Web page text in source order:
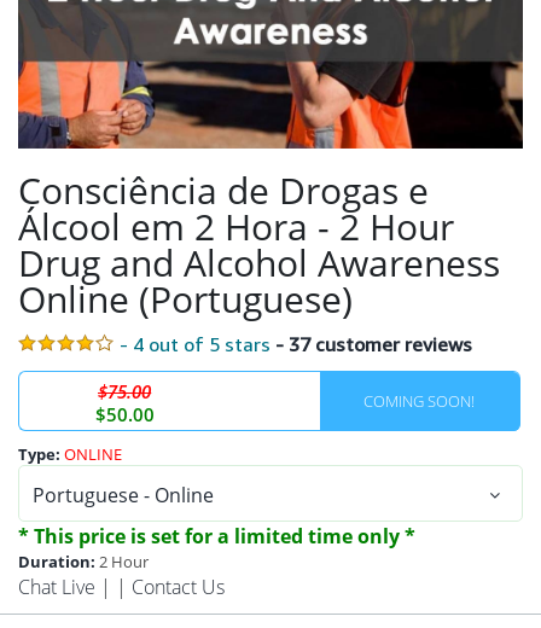
Consciência de Drogas e
Álcool em 2 Hora - 2 Hour
Drug and Alcohol Awareness
Online (Portuguese)
- 4 out of 5 stars - 37 customer reviews
$75.00
$50.00
COMING SOON!
Type: ONLINE
* This price is set for a limited time only *
Duration: 2 Hour
Chat Live | | Contact Us